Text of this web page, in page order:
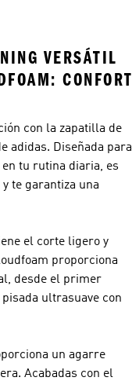
VERSÁTIL
CONFORT
con la zapatilla de
adidas. Diseñada para
tu rutina diaria, es
te garantiza una
el corte ligero y
proporciona
desde el primer
ultrasuave con
un agarre
Acabadas con el